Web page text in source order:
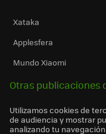
Xataka
Applesfera
Mundo Xiaomi
Otras publicaciones
Utilizamos cookies de
de audiencia y mostrar
analizando tu